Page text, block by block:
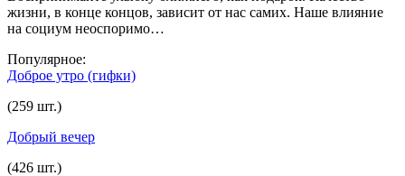
жизни, в конце концов, зависит от нас самих. Наше влияние
на социум неоспоримо…
Популярное:
Доброе утро (гифки)
(259 шт.)
Добрый вечер
(426 шт.)